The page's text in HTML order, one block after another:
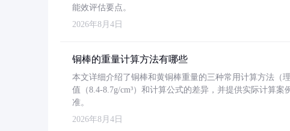
能效评估要点。
2026年8月4日
铜棒的重量计算方法有哪些
本文详细介绍了铜棒和黄铜棒重量的三种常用计算方法（
值（8.4-8.7g/cm³）和计算公式的差异，并提供实际计算
准。
2026年8月4日